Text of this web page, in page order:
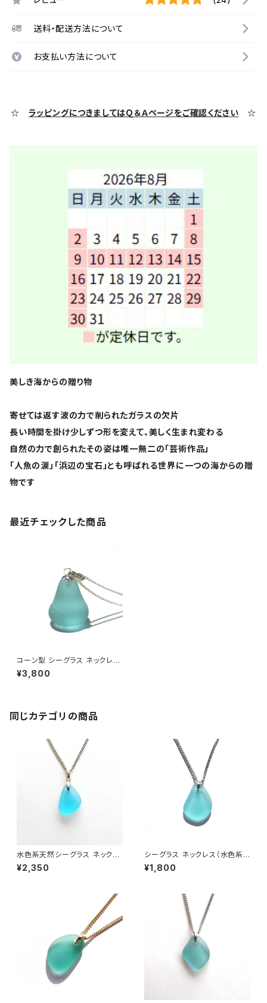
送料・配送方法について
お支払い方法について
☆ ラッピングにつきましてはＱ＆Ａページをご確認ください ☆
美しき海からの贈り物
寄せては返す波の力で削られたガラスの欠片
長い時間を掛け少しずつ形を変えて、美しく生まれ変わる
自然の力で創られたその姿は唯一無二の「芸術作品」
「人魚の涙」「浜辺の宝石」とも呼ばれる世界に一つの海からの贈
物です
最近チェックした商品
コーン型 シーグラス ネックレス
BN-4
¥3,800
同じカテゴリの商品
水色系天然シーグラス ネックレ
ス BN-95
¥2,350
シーグラス ネックレス（水色系）
BN-91
¥1,800